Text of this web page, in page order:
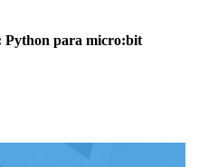
Python para micro:bit